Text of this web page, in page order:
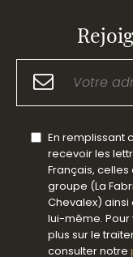
En remplissant
recevoir les
Français,
groupe (La
Chevalex)
lui-même. Pour
plus sur le
consulter notre